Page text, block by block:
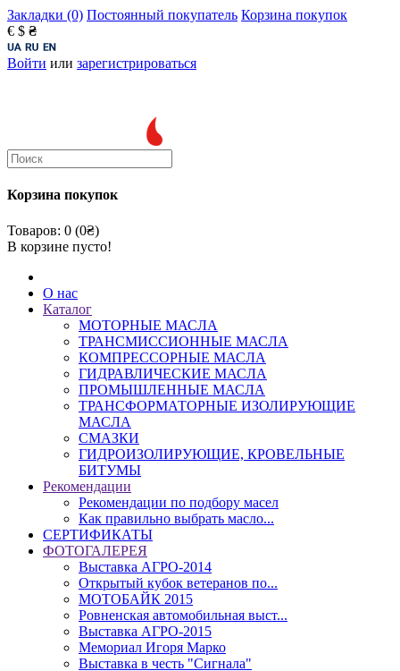
Закладки (0) Постоянный покупатель Корзина покупок
€ $ ₴
Войти или зарегистрироваться
Корзина покупок
Товаров: 0 (0₴)
В корзине пусто!
О нас
Каталог
МОТОРНЫЕ МАСЛА
ТРАНСМИССИОННЫЕ МАСЛА
КОМПРЕССОРНЫЕ МАСЛА
ГИДРАВЛИЧЕСКИЕ МАСЛА
ПРОМЫШЛЕННЫЕ МАСЛА
ТРАНСФОРМАТОРНЫЕ ИЗОЛИРУЮЩИЕ
МАСЛА
СМАЗКИ
ГИДРОИЗОЛИРУЮЩИЕ, КРОВЕЛЬНЫЕ
БИТУМЫ
Рекомендации
Рекомендации по подбору масел
Как правильно выбрать масло...
СЕРТИФИКАТЫ
ФОТОГАЛЕРЕЯ
Выставка АГРО-2014
Открытый кубок ветеранов по...
МОТОБАЙК 2015
Ровненская автомобильная выст...
Выставка АГРО-2015
Мемориал Игоря Марко
Выставка в честь "Сигнала"